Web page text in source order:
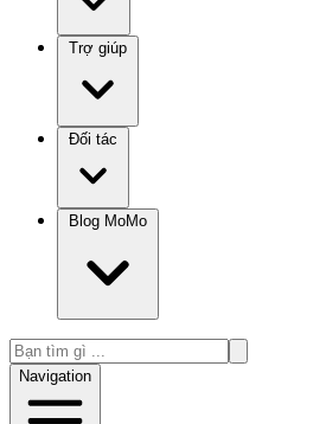
Trợ giúp
Đối tác
Blog MoMo
Navigation